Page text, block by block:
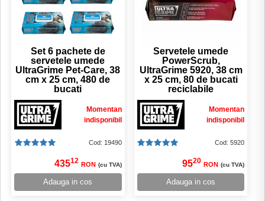
Set 6 pachete de
servetele umede
UltraGrime Pet-Care, 38
cm x 25 cm, 480 de
bucati
Momentan
indisponibil
Cod: 19490
43512 RON (cu TVA)
Adauga in cos
Servetele umede
PowerScrub,
UltraGrime 5920, 38 cm
x 25 cm, 80 de bucati
reciclabile
Momentan
indisponibil
Cod: 5920
9520 RON (cu TVA)
Adauga in cos